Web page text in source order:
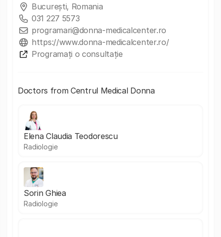
București, Romania
031 227 5573
programari@donna-medicalcenter.ro
https://www.donna-medicalcenter.ro/
Programați o consultație
Doctors from Centrul Medical Donna
Elena Claudia Teodorescu
Radiologie
Sorin Ghiea
Radiologie